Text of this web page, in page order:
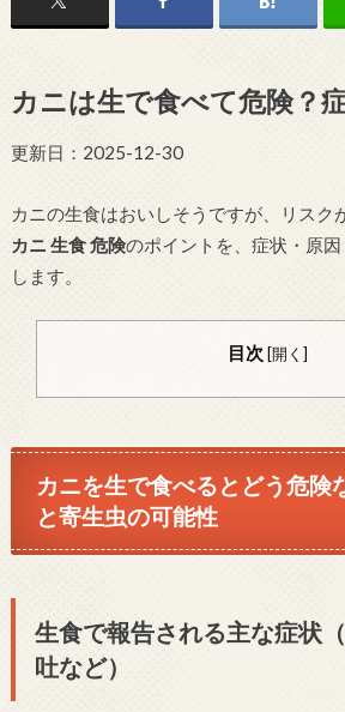
カニは生で食べて危険？
更新日：2025-12-30
カニの生食はおいしそうですが、リスク
カニ 生食 危険のポイントを、症状・原
します。
目次 [開く]
カニを生で食べるとどう危険
と寄生虫の可能性
生食で報告される主な症状
吐など）